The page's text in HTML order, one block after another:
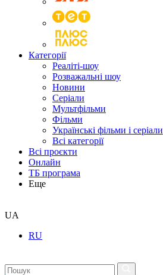
Категорії
Реаліті-шоу
Розважальні шоу
Новини
Серіали
Мультфільми
Фільми
Українські фільми і серіали
Всі категорії
Всі проєкти
Онлайн
ТБ програма
Еще
UA
RU